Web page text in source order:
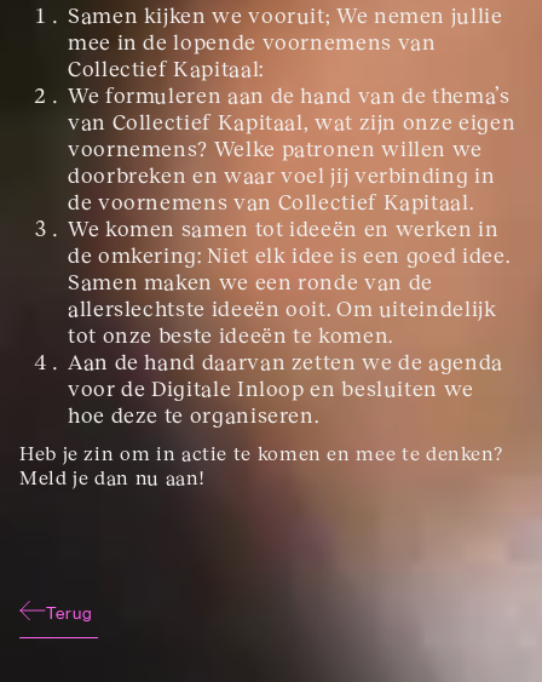
Samen kijken we vooruit; We nemen jullie
mee in de lopende voornemens van
Collectief Kapitaal:
We formuleren aan de hand van de thema’s
van Collectief Kapitaal, wat zijn onze eigen
voornemens? Welke patronen willen we
doorbreken en waar voel jij verbinding in
de voornemens van Collectief Kapitaal.
We komen samen tot ideeën en werken in
de omkering: Niet elk idee is een goed idee.
Samen maken we een ronde van de
allerslechtste ideeën ooit. Om uiteindelijk
tot onze beste ideeën te komen.
Aan de hand daarvan zetten we de agenda
voor de Digitale Inloop en besluiten we
hoe deze te organiseren.
Heb je zin om in actie te komen en mee te denken?
Meld je dan nu aan!
Terug